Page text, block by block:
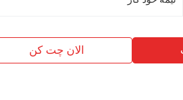
الان چت کن